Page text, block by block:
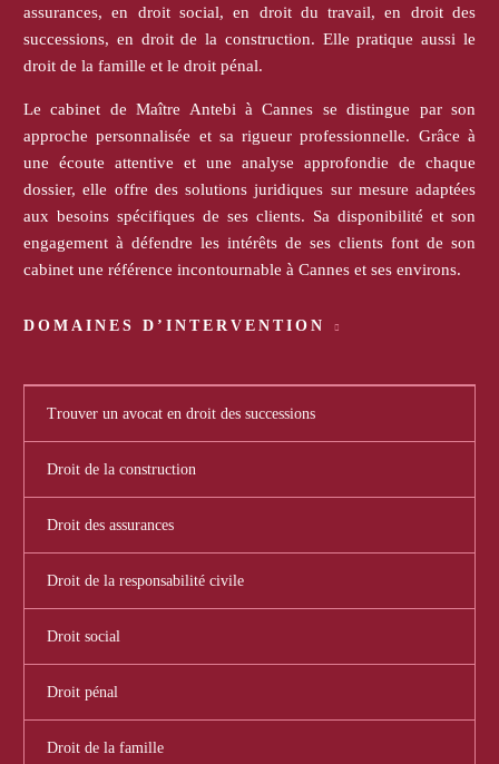
assurances, en droit social, en droit du travail, en droit des
successions, en droit de la construction. Elle pratique aussi le
droit de la famille et le droit pénal.
Le cabinet de Maître Antebi à Cannes se distingue par son
approche personnalisée et sa rigueur professionnelle. Grâce à
une écoute attentive et une analyse approfondie de chaque
dossier, elle offre des solutions juridiques sur mesure adaptées
aux besoins spécifiques de ses clients. Sa disponibilité et son
engagement à défendre les intérêts de ses clients font de son
cabinet une référence incontournable à Cannes et ses environs.
DOMAINES D’INTERVENTION
Trouver un avocat en droit des successions
Droit de la construction
Droit des assurances
Droit de la responsabilité civile
Droit social
Droit pénal
Droit de la famille